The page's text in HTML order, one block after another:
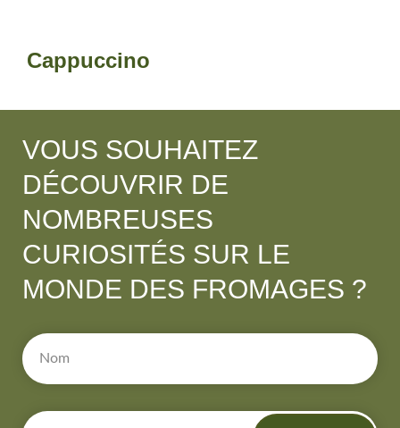
Cappuccino
VOUS SOUHAITEZ
DÉCOUVRIR DE
NOMBREUSES
CURIOSITÉS SUR LE
MONDE DES FROMAGES ?